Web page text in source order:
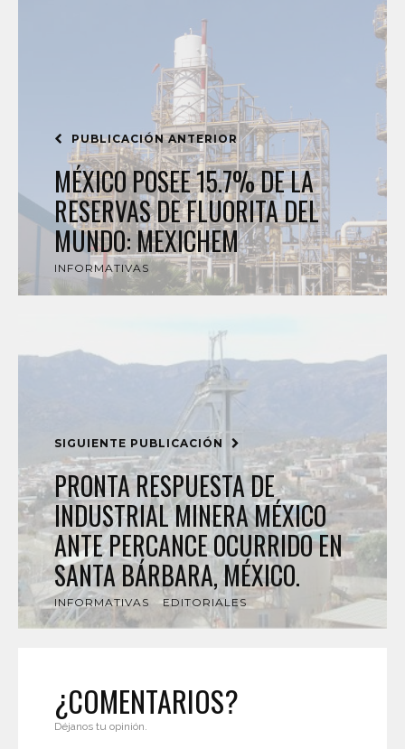
PUBLICACIÓN ANTERIOR
MÉXICO POSEE 15.7% DE LA
RESERVAS DE FLUORITA DEL
MUNDO: MEXICHEM
INFORMATIVAS
SIGUIENTE PUBLICACIÓN
PRONTA RESPUESTA DE
INDUSTRIAL MINERA MÉXICO
ANTE PERCANCE OCURRIDO EN
SANTA BÁRBARA, MÉXICO.
INFORMATIVAS EDITORIALES
¿COMENTARIOS?
Déjanos tu opinión.